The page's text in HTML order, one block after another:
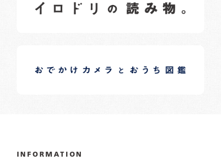
日常の様子など随時更新中です。
日常の様子など随時更新中です。
INFORMATION